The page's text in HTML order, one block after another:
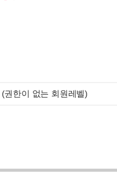
(권한이 없는 회원레벨)